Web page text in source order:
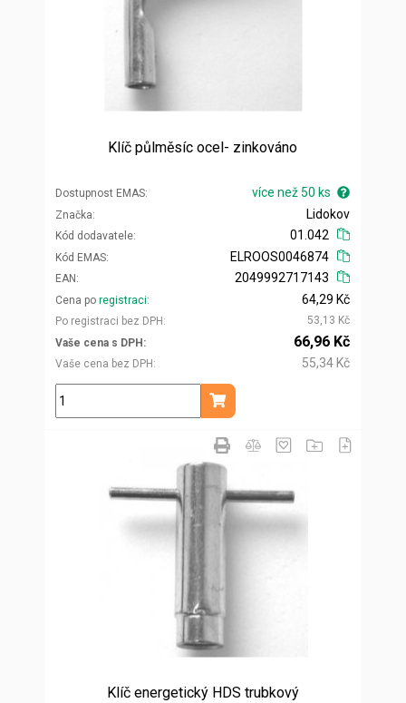
Klíč půlměsíc ocel- zinkováno
Dostupnost EMAS více než 50 ks
Značka
Kód dodavatele
Lidokov
01.042
Kód EMAS
EAN
ELROOS0046874
2049992717143
Cena po registraci
Po registraci bez DPH
64,29 Kč
53,13 Kč
Vaše cena s DPH
Vaše cena bez DPH
66,96 Kč
55,34 Kč
ks
Přidat do košíku
Klíč energetický HDS trubkový